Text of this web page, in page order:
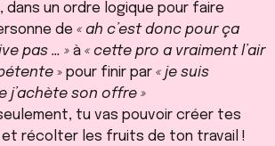
dans un ordre logique pour faire
de « ah c’est donc pour ça
pas … » à « cette pro a vraiment l’air
» pour finir par « je suis
j’achète son offre »
tu vas pouvoir créer tes
récolter les fruits de ton travail !